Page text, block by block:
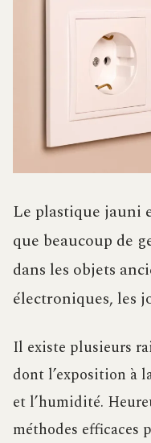
Le plastique jauni
que beaucoup de
dans les objets
électroniques, les
Il existe plusieurs
dont l’exposition à
et l’humidité.
méthodes efficaces